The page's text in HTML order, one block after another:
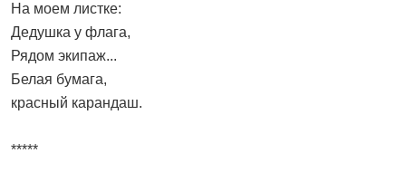
На моем листке:
Дедушка у флага,
Рядом экипаж...
Белая бумага,
красный карандаш.
*****